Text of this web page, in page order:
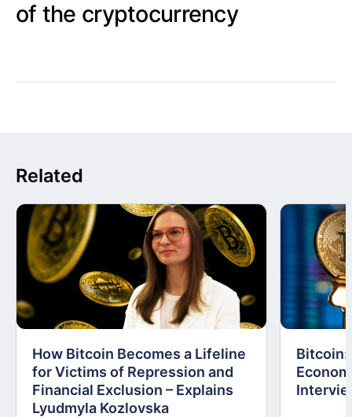
of the cryptocurrency
Related
How Bitcoin Becomes a Lifeline
for Victims of Repression and
Financial Exclusion – Explains
Lyudmyla Kozlovska
Bitcoin: